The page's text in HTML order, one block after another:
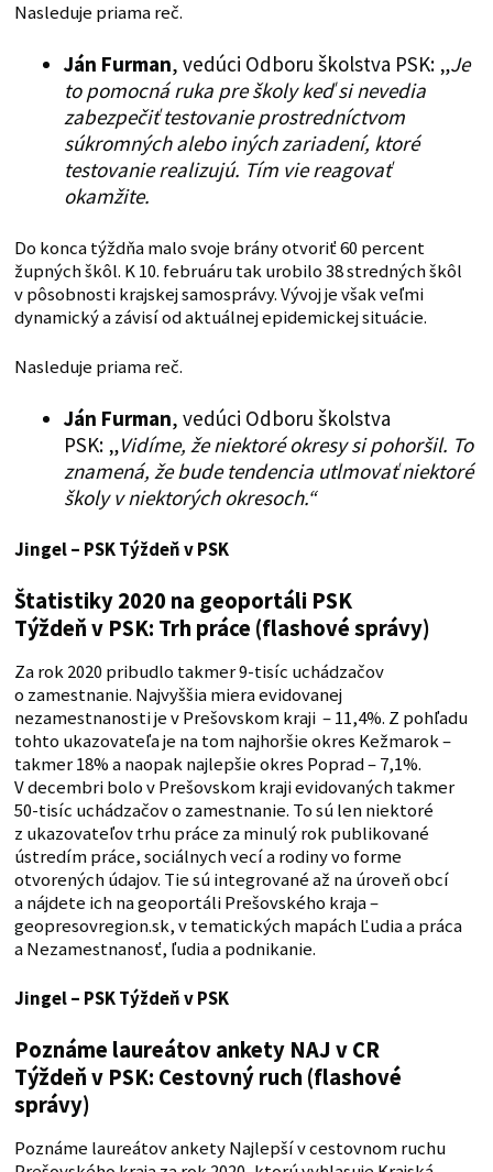
Nasleduje priama reč.
Ján Furman, vedúci Odboru školstva PSK: „Je
to pomocná ruka pre školy keď si nevedia
zabezpečiť testovanie prostredníctvom
súkromných alebo iných zariadení, ktoré
testovanie realizujú. Tím vie reagovať
okamžite.
Do konca týždňa malo svoje brány otvoriť 60 percent
župných škôl. K 10. februáru tak urobilo 38 stredných škôl
v pôsobnosti krajskej samosprávy. Vývoj je však veľmi
dynamický a závisí od aktuálnej epidemickej situácie.
Nasleduje priama reč.
Ján Furman, vedúci Odboru školstva
PSK: „Vidíme, že niektoré okresy si pohoršil. To
znamená, že bude tendencia utlmovať niektoré
školy v niektorých okresoch.“
Jingel – PSK Týždeň v PSK
Štatistiky 2020 na geoportáli PSK
Týždeň v PSK: Trh práce (flashové správy)
Za rok 2020 pribudlo takmer 9-tisíc uchádzačov
o zamestnanie. Najvyššia miera evidovanej
nezamestnanosti je v Prešovskom kraji – 11,4%. Z pohľadu
tohto ukazovateľa je na tom najhoršie okres Kežmarok –
takmer 18% a naopak najlepšie okres Poprad – 7,1%.
V decembri bolo v Prešovskom kraji evidovaných takmer
50-tisíc uchádzačov o zamestnanie. To sú len niektoré
z ukazovateľov trhu práce za minulý rok publikované
ústredím práce, sociálnych vecí a rodiny vo forme
otvorených údajov. Tie sú integrované až na úroveň obcí
a nájdete ich na geoportáli Prešovského kraja –
geopresovregion.sk, v tematických mapách Ľudia a práca
a Nezamestnanosť, ľudia a podnikanie.
Jingel – PSK Týždeň v PSK
Poznáme laureátov ankety NAJ v CR
Týždeň v PSK: Cestovný ruch (flashové
správy)
Poznáme laureátov ankety Najlepší v cestovnom ruchu